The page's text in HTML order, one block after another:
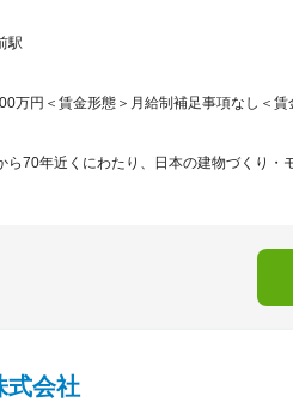
駅
万円＜賃金形態＞月給制補足事項なし＜
ら70年近くにわたり、日本の建物づくり
式会社